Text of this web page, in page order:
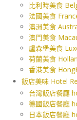
比利時美食
法國美食
澳洲美食
澳門美食
盧森堡美食
荷蘭美食
香港美食
飯店美味 Hotel
台灣飯店餐廳
德國飯店餐廳
日本飯店餐廳